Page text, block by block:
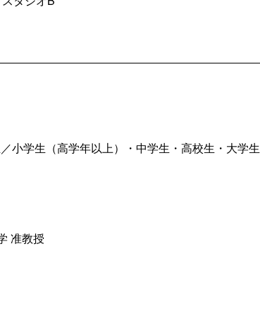
小学生（高学年以上）・中学生・高校生・大学生
准教授